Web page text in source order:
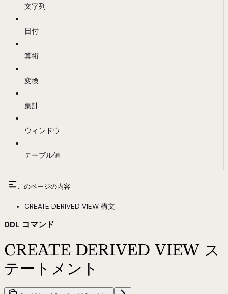
文字列
日付
算術
変換
集計
ウィンドウ
テーブル値
このページの内容
CREATE DERIVED VIEW 構文
DDL コマンド
CREATE DERIVED VIEW ス
テートメント